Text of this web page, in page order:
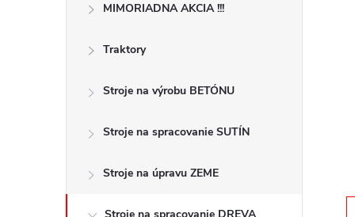
a
MIMORIADNA AKCIA !!!
Traktory
Stroje na výrobu BETÓNU
Stroje na spracovanie SUTÍN
Stroje na úpravu ZEME